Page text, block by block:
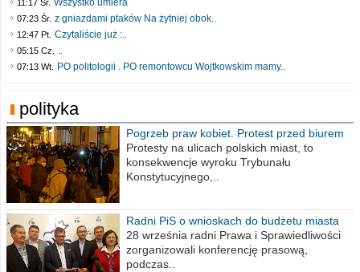
11:17 Śr. Wszystko umiera
07:23 Śr. z gniazdami ptaków Na żytniej obok..
12:47 Pt. Czytaliście już :..
05:15 Cz. ..
07:13 Wt. PO politologii . PO remontowcu Wojtkowskim mamy..
polityka
Pogrzeb praw kobiet. Protest przed biurem
poselskim PiS
Protesty na ulicach polskich miast, to
konsekwencje wyroku Trybunału
Konstytucyjnego,..
Radni PiS o wnioskach do budżetu miasta
na 2021 rok
28 września radni Prawa i Sprawiedliwości
zorganizowali konferencję prasową,
podczas..